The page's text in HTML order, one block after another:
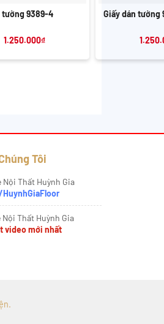
tường 9389-4
1.250.000₫
Giấy dán tường
Tôi
Nội Thất Huỳnh Gia
Thất Huỳnh Gia
video mới nhất